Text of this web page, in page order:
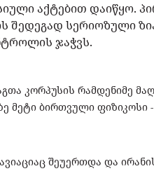
აქტებით დაიწყო.
შედეგად სერიოზული
ჯაჭვს.
კორპუსის რამდენიმე
მეტი ბირთვული
შეუერთდა და